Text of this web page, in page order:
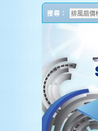
搜尋：